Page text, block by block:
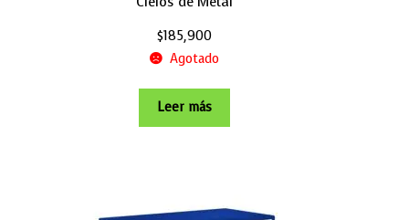
$185,900
Agotado
Leer más